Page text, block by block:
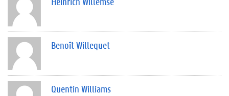
Benoît Willequet
Quentin Williams